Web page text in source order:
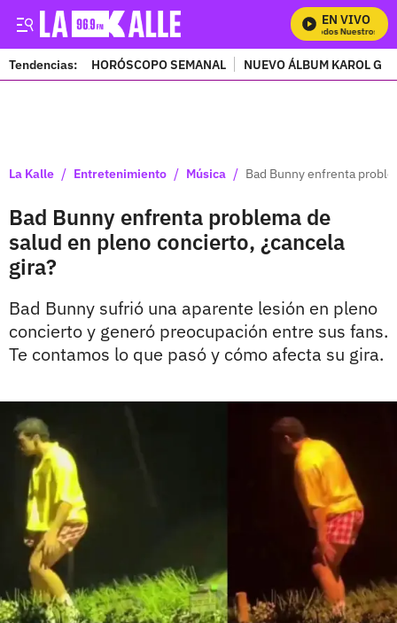
EN VIVO
Mira Todos Nuestros
Tendencias: HORÓSCOPO SEMANAL NUEVO ÁLBUM KAROL G
La Kalle / Entretenimiento / Música / Bad Bunny enfrenta
Bad Bunny enfrenta problema de
salud en pleno concierto, ¿cancela
gira?
Bad Bunny sufrió una aparente lesión en pleno
concierto y generó preocupación entre sus fans.
Te contamos lo que pasó y cómo afecta su gira.